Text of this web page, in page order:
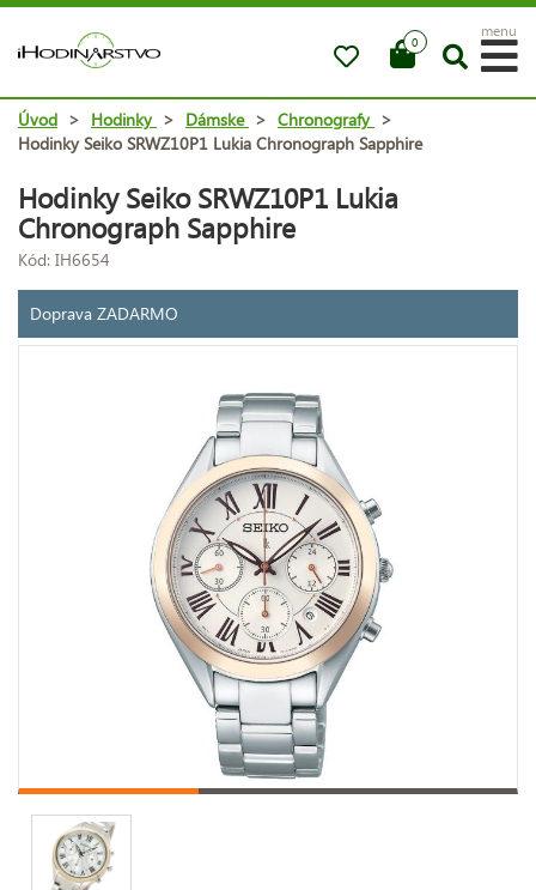
0
menu
Úvod > Hodinky > Dámske > Chronografy >
Hodinky Seiko SRWZ10P1 Lukia Chronograph Sapphire
Hodinky Seiko SRWZ10P1 Lukia
Chronograph Sapphire
Kód: IH6654
Doprava ZADARMO